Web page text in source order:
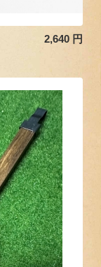
2,640 円